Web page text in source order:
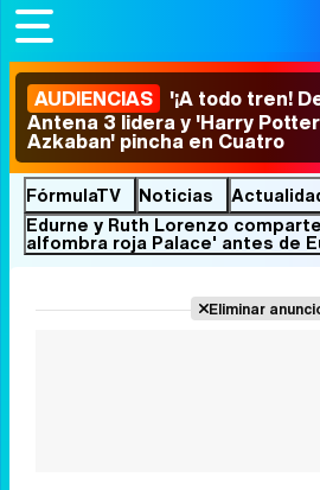
AUDIENCIAS '¡A todo tren!
Antena 3 lidera y 'Harry
Azkaban' pincha en Cuatro
FórmulaTV Noticias
Edurne y Ruth Lorenzo
alfombra roja Palace' antes de
Eliminar